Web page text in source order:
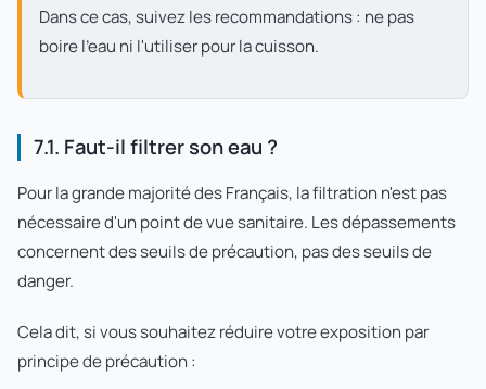
Dans ce cas, suivez les recommandations : ne pas
boire l'eau ni l'utiliser pour la cuisson.
7.1. Faut-il filtrer son eau ?
Pour la grande majorité des Français, la filtration n'est pas
nécessaire d'un point de vue sanitaire. Les dépassements
concernent des seuils de précaution, pas des seuils de
danger.
Cela dit, si vous souhaitez réduire votre exposition par
principe de précaution :